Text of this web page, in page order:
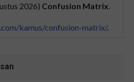
2026) Confusion Matrix
kamus/confusion-matrix/.